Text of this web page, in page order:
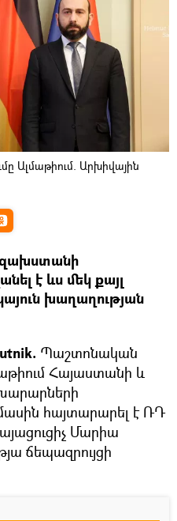
Ալմաթիում. Արխիվային
է ևս մեկ քայլ
խաղաղության
Պաշտոնական
Հայաստանի և
մասին հայտարարել է ՌԴ
Մարիա
ճեպազրույցի